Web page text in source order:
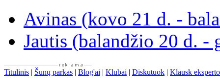
Avinas (kovo 21 d. -
Jautis (balandžio 20 d. -
Titulinis | Šunų parkas | Blog'ai | Klubai | Diskutuok | Klausk eksperto